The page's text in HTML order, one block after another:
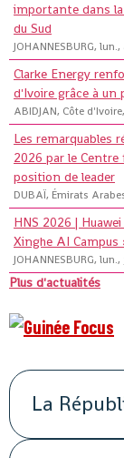
importante dans
du Sud
JOHANNESBURG,
Clarke Energy
d'Ivoire grâce à
ABIDJAN, Côte
Les remarquables
2026 par le
position de leader
DUBAÏ, Émirats
HNS 2026 |
Xinghe AI
JOHANNESBURG,
Plus d'actualités
La